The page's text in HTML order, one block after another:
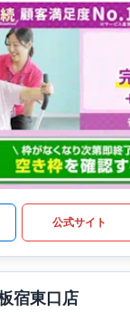
公式サイト
宿東口店